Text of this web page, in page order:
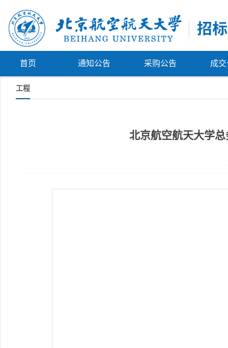
首页 通知公告 采购公告 成
工程
北京航空航天大学